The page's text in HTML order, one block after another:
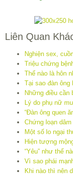
Liên Quan
Nghiện sex,
Triệu chứng
Thế nào là hôn
Tại sao đàn ông
Những điều cần
Lý do phụ nữ
“Đàn ông quen
Chứng loạn dâm
Một số lo ngại
Hiện tượng
“Yêu” như thế
Vì sao phái
Khi nào thì nên